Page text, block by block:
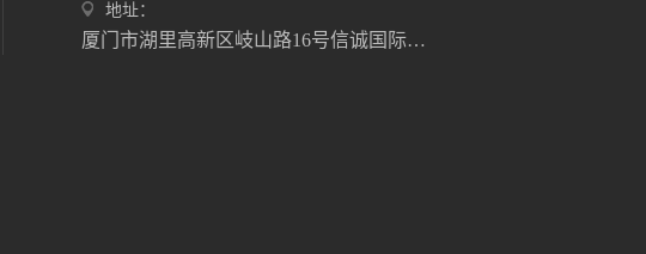
地址：
厦门市湖里高新区岐山路16号信诚国际大厦1号楼822室